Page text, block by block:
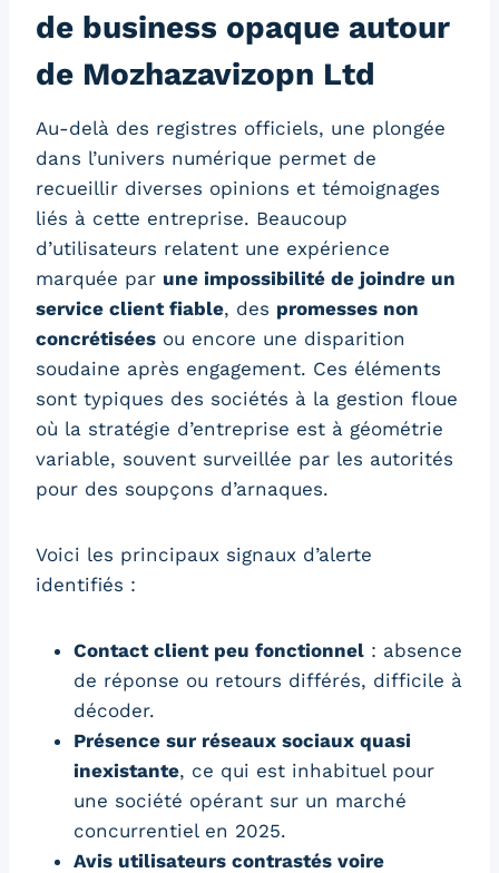
de business opaque autour
de Mozhazavizopn Ltd
Au-delà des registres officiels, une plongée
dans l’univers numérique permet de
recueillir diverses opinions et témoignages
liés à cette entreprise. Beaucoup
d’utilisateurs relatent une expérience
marquée par une impossibilité de joindre un
service client fiable, des promesses non
concrétisées ou encore une disparition
soudaine après engagement. Ces éléments
sont typiques des sociétés à la gestion floue
où la stratégie d’entreprise est à géométrie
variable, souvent surveillée par les autorités
pour des soupçons d’arnaques.
Voici les principaux signaux d’alerte
identifiés :
Contact client peu fonctionnel : absence
de réponse ou retours différés, difficile à
décoder.
Présence sur réseaux sociaux quasi
inexistante, ce qui est inhabituel pour
une société opérant sur un marché
concurrentiel en 2025.
Avis utilisateurs contrastés voire